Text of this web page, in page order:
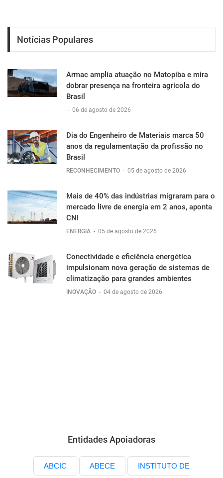
Notícias Populares
Armac amplia atuação no Matopiba e mira
dobrar presença na fronteira agrícola do
Brasil
- 06 de agosto de 2026
Dia do Engenheiro de Materiais marca 50
anos da regulamentação da profissão no
Brasil
RECONHECIMENTO - 05 de agosto de 2026
Mais de 40% das indústrias migraram para o
mercado livre de energia em 2 anos, aponta
CNI
ENERGIA - 05 de agosto de 2026
Conectividade e eficiência energética
impulsionam nova geração de sistemas de
climatização para grandes ambientes
INOVAÇÃO - 04 de agosto de 2026
Entidades Apoiadoras
ABCIC ABECE INSTITUTO DE